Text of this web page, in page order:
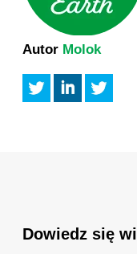
Autor Molok
Dowiedz się